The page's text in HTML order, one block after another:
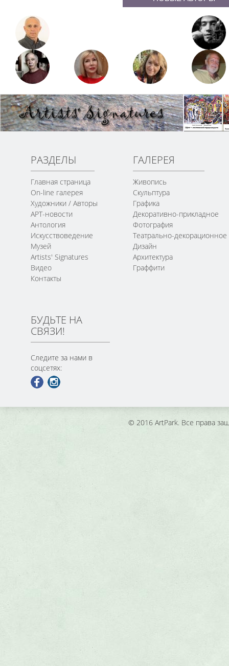
РАЗДЕЛЫ
Главная страница
On-line галерея
Художники / Авторы
АРТ-новости
Антология
Искусствоведение
Музей
Artists' Signatures
Видео
Контакты
ГАЛЕРЕЯ
Живопись
Скульптура
Графика
Декоративно-прикладное
Фотография
Театрально-декорационное
Дизайн
Архитектура
Граффити
БУДЬТЕ НА
СВЯЗИ!
Следите за нами в
соцсетях:
© 2016 ArtPark. Все права